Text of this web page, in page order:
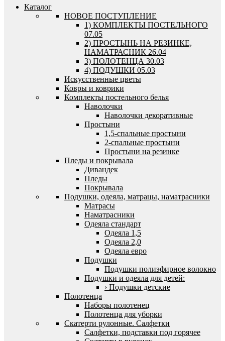
Каталог
HОВОЕ ПОСТУПЛЕНИЕ
1) КОМПЛЕКТЫ ПОСТЕЛЬНОГО
07.05
2) ПРОСТЫНЬ НА РЕЗИНКЕ,
НАМАТРАСНИК 26.04
3) ПОЛОТЕНЦА 30.03
4) ПОДУШКИ 05.03
Искусственные цветы
Ковры и коврики
Комплекты постельного белья
Наволочки
Наволочки декоративные
Простыни
1,5-спальные простыни
2-спальные простыни
Простыни на резинке
Пледы и покрывала
Дивандек
Пледы
Покрывала
Подушки, одеяла, матрацы, наматрасники
Матрасы
Наматрасники
Одеяла стандарт
Одеяла 1,5
Одеяла 2,0
Одеяла евро
Подушки
Подушки полиэфирное волокно
Подушки и одеяла для детей:
› Подушки детские
Полотенца
Наборы полотенец
Полотенца для уборки
Скатерти рулонные. Салфетки
Салфетки, подставки под горячее